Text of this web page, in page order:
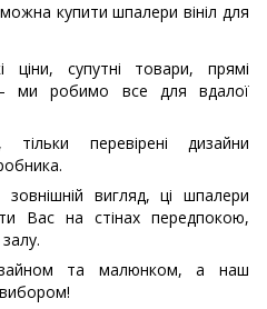
купити шпалери вініл для
ціни, супутні товари, прямі
ми робимо все для вдалої
перевірені дизайни
зовнішній вигляд, ці шпалери
Вас на стінах передпокою,
та малюнком, а наш